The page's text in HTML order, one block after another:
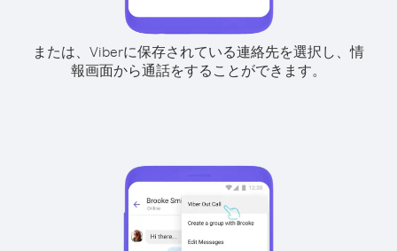
または、Viberに保存されている連絡先を選択し、情
報画面から通話をすることができます。